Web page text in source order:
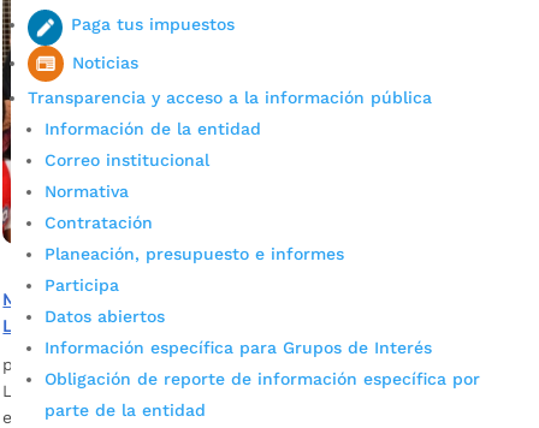
Paga tus impuestos
Noticias
Transparencia y acceso a la información pública
Información de la entidad
Correo institucional
Normativa
Contratación
Planeación, presupuesto e informes
Participa
Datos abiertos
Información específica para Grupos de Interés
Obligación de reporte de información específica por
parte de la entidad
Mejoramos las baterías sanitarias y la cubierta del colegio
Luis Carlos Galán
por
La Alcaldía de Bucaramanga ejecuta obras en instituciones
educativas que por más 40 años no habían sido intervenidas